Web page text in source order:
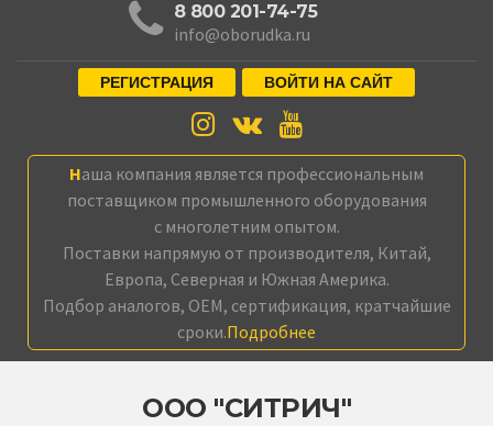
8 800 201-74-75
info@oborudka.ru
РЕГИСТРАЦИЯ ВОЙТИ НА САЙТ
Наша компания является профессиональным
поставщиком промышленного оборудования
с многолетним опытом.
Поставки напрямую от производителя, Китай,
Европа, Северная и Южная Америка.
Подбор аналогов, OEM, сертификация, кратчайшие
сроки.Подробнее
ООО "CИТРИЧ"